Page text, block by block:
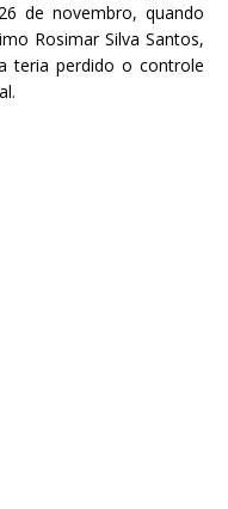
de novembro, quando
Rosimar Silva Santos,
teria perdido o controle